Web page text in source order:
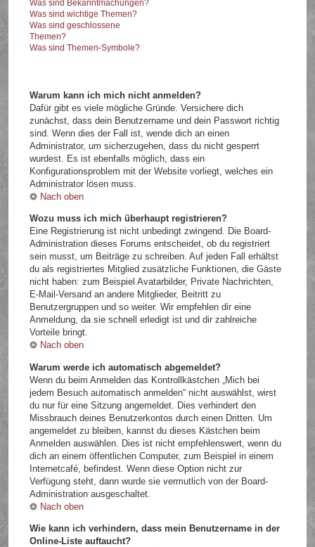
Was sind Bekanntmachungen?
Was sind wichtige Themen?
Was sind geschlossene
Themen?
Was sind Themen-Symbole?
Warum kann ich mich nicht anmelden?
Dafür gibt es viele mögliche Gründe. Versichere dich
zunächst, dass dein Benutzername und dein Passwort richtig
sind. Wenn dies der Fall ist, wende dich an einen
Administrator, um sicherzugehen, dass du nicht gesperrt
wurdest. Es ist ebenfalls möglich, dass ein
Konfigurationsproblem mit der Website vorliegt, welches ein
Administrator lösen muss.
Nach oben
Wozu muss ich mich überhaupt registrieren?
Eine Registrierung ist nicht unbedingt zwingend. Die Board-
Administration dieses Forums entscheidet, ob du registriert
sein musst, um Beiträge zu schreiben. Auf jeden Fall erhältst
du als registriertes Mitglied zusätzliche Funktionen, die Gäste
nicht haben: zum Beispiel Avatarbilder, Private Nachrichten,
E-Mail-Versand an andere Mitglieder, Beitritt zu
Benutzergruppen und so weiter. Wir empfehlen dir eine
Anmeldung, da sie schnell erledigt ist und dir zahlreiche
Vorteile bringt.
Nach oben
Warum werde ich automatisch abgemeldet?
Wenn du beim Anmelden das Kontrollkästchen „Mich bei
jedem Besuch automatisch anmelden“ nicht auswählst, wirst
du nur für eine Sitzung angemeldet. Dies verhindert den
Missbrauch deines Benutzerkontos durch einen Dritten. Um
angemeldet zu bleiben, kannst du dieses Kästchen beim
Anmelden auswählen. Dies ist nicht empfehlenswert, wenn du
dich an einem öffentlichen Computer, zum Beispiel in einem
Internetcafé, befindest. Wenn diese Option nicht zur
Verfügung steht, dann wurde sie vermutlich von der Board-
Administration ausgeschaltet.
Nach oben
Wie kann ich verhindern, dass mein Benutzername in der
Online-Liste auftaucht?